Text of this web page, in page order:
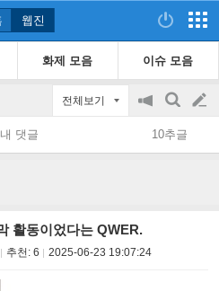
웹진
화제 모음 이슈 모음
전체보기
공
지
on/off
검
색
글
쓰
내 댓글 10추글
활동이었다는 QWER.
추천: 6 2025-06-23 19:07:24